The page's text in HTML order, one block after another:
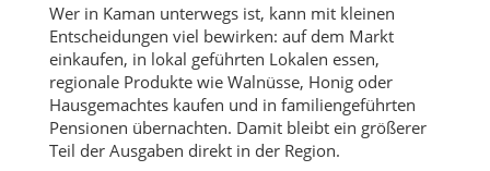
Wer in Kaman unterwegs ist, kann mit kleinen
Entscheidungen viel bewirken: auf dem Markt
einkaufen, in lokal geführten Lokalen essen,
regionale Produkte wie Walnüsse, Honig oder
Hausgemachtes kaufen und in familiengeführten
Pensionen übernachten. Damit bleibt ein größerer
Teil der Ausgaben direkt in der Region.